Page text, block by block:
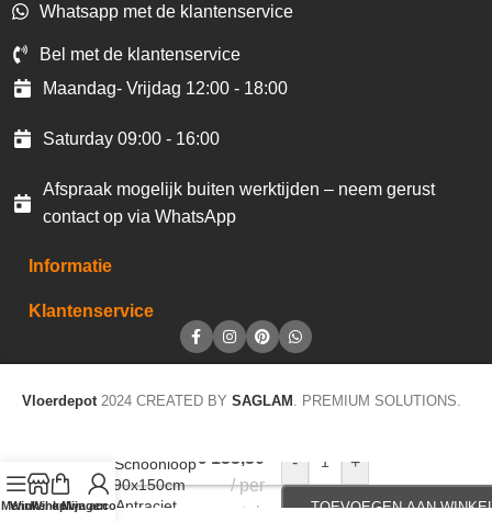
Whatsapp met de klantenservice
Bel met de klantenservice
Maandag- Vrijdag 12:00 - 18:00
Saturday 09:00 - 16:00
Afspraak mogelijk buiten werktijden – neem gerust
contact op via WhatsApp
Informatie
Klantenservice
Vloerdepot 2024 CREATED BY SAGLAM . PREMIUM SOLUTIONS.
Menu
Winkel op
Winkelwagen
Mijn account
JOKA Schoonloop
Earth 90x150cm
EA 41 Antraciet
€ 133,30
per
stuk
- +
TOEVOEGEN AAN